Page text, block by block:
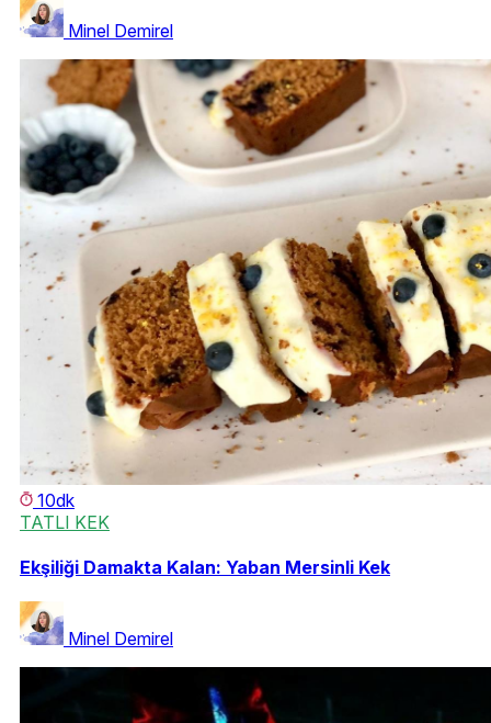
Minel Demirel
10dk
TATLI KEK
Ekşiliği Damakta Kalan: Yaban Mersinli Kek
Minel Demirel